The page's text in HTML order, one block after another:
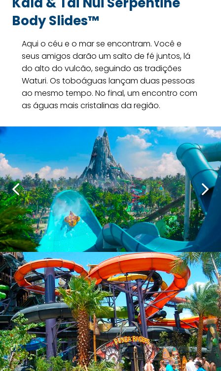
Body Slides™
Aqui o céu e o mar se encontram. Você e
seus amigos darão um salto de fé juntos, lá
do alto do vulcão, seguindo as tradições
Waturi. Os toboáguas lançam duas pessoas
ao mesmo tempo. No final, um encontro com
as águas mais cristalinas da região.